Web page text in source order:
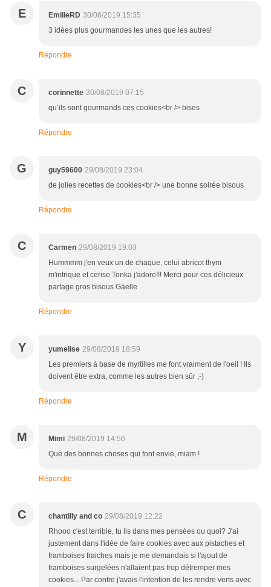
E EmilieRD 30/08/2019 15:35
3 idées plus gourmandes les unes que les autres!
Répondre
C corinnette 30/08/2019 07:15
qu’ils sont gourmands ces cookies<br /> bises
Répondre
G guy59600 29/08/2019 23:04
de jolies recettes de cookies<br /> une bonne soirée bisous
Répondre
C Carmen 29/08/2019 19:03
Hummmm j'en veux un de chaque, celui abricot thym
m'intrique et cerise Tonka j'adore!!! Merci pour ces délicieux
partage gros bisous Gäelle
Répondre
Y yumelise 29/08/2019 18:59
Les premiers à base de myrtilles me font vraiment de l'oeil ! Ils
doivent être extra, comme les autres bien sûr ;-)
Répondre
M Mimi 29/08/2019 14:56
Que des bonnes choses qui font envie, miam !
Répondre
C chantilly and co 29/08/2019 12:22
Rhooo c'est terrible, tu lis dans mes pensées ou quoi? J'ai
justement dans l'idée de faire cookies avec aux pistaches et
framboises fraiches mais je me demandais si l'ajout de
framboises surgelées n'allaient pas trop détremper mes
cookies... Par contre j'avais l'intention de les rendre verts avec